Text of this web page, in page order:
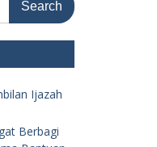
Ijazah
Berbagi